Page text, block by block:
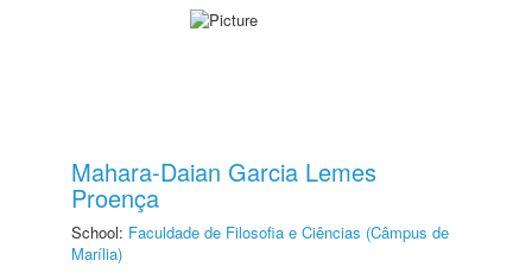
Mahara-Daian Garcia Lemes
Proença
School: Faculdade de Filosofia e Ciências (Câmpus de
Marília)